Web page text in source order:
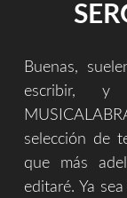
Buenas,
escribir,
selección de
que más
editaré. Ya